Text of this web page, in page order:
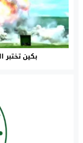
بكين تختبر